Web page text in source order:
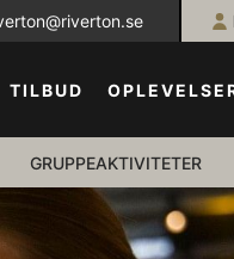
TILBUD
GRUPPEAKTIVITETER